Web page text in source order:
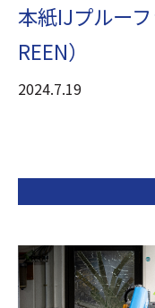
本紙IJプルー
REEN）
2024.7.19